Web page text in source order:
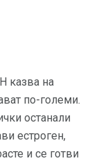
казва на
по-големи.
останали
естроген,
и се готви